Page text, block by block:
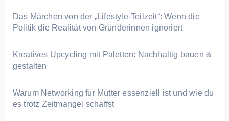
Das Märchen von der „Lifestyle-Teilzeit“: Wenn die
Politik die Realität von Gründerinnen ignoriert
Kreatives Upcycling mit Paletten: Nachhaltig bauen &
gestalten
Warum Networking für Mütter essenziell ist und wie du
es trotz Zeitmangel schaffst